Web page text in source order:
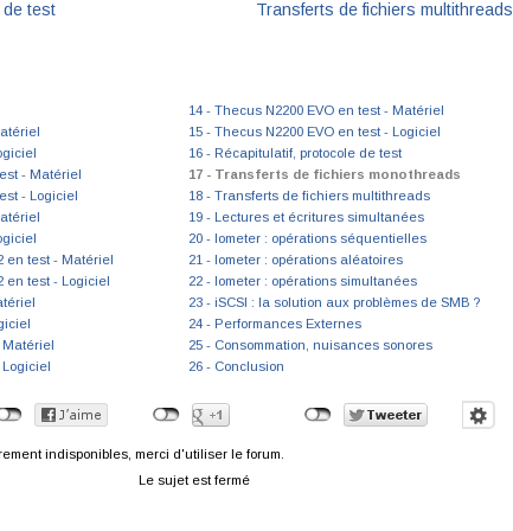
de test Transferts de fichiers multithreads
- Matériel
- Logiciel
en test - Matériel
en test - Logiciel
Matériel
Logiciel
14 - Thecus N2200 EVO en test - Matériel
15 - Thecus N2200 EVO en test - Logiciel
16 - Récapitulatif, protocole de test
17 - Transferts de fichiers monothreads
18 - Transferts de fichiers multithreads
19 - Lectures et écritures simultanées
20 - Iometer : opérations séquentielles
21 - Iometer : opérations aléatoires
22 - Iometer : opérations simultanées
23 - iSCSI : la solution aux problèmes de SMB ?
24 - Performances Externes
25 - Consommation, nuisances sonores
26 - Conclusion
indisponibles, merci d'utiliser le forum.
Le sujet est fermé